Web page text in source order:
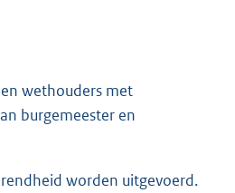
wethouders met
burgemeester en
worden uitgevoerd.